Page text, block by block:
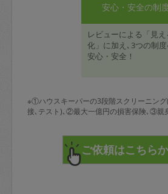
安心・安全の制
レビューによる「見え
化」に加え､3つの制
安心・安全！
※①ハウスキーパーの3段階スクリーニン
接､テスト)､②最大一億円の損害保険､③親